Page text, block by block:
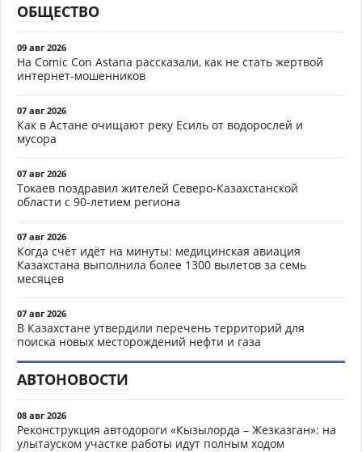
ОБЩЕСТВО
09 авг 2026
На Comic Con Astana рассказали, как не стать жертвой
интернет-мошенников
07 авг 2026
Как в Астане очищают реку Есиль от водорослей и
мусора
07 авг 2026
Токаев поздравил жителей Северо-Казахстанской
области с 90-летием региона
07 авг 2026
Когда счёт идёт на минуты: медицинская авиация
Казахстана выполнила более 1300 вылетов за семь
месяцев
07 авг 2026
В Казахстане утвердили перечень территорий для
поиска новых месторождений нефти и газа
АВТОНОВОСТИ
08 авг 2026
Реконструкция автодороги «Кызылорда – Жезказган»: на
улытауском участке работы идут полным ходом